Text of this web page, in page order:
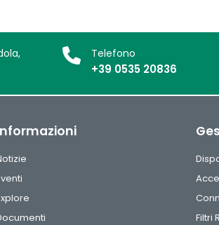
Telefono
+39 0535 20836
Filtri